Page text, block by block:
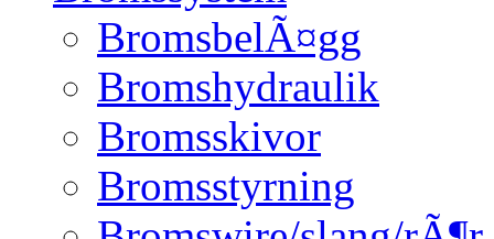
BromsbelÃ¤gg
Bromshydraulik
Bromsskivor
Bromsstyrning